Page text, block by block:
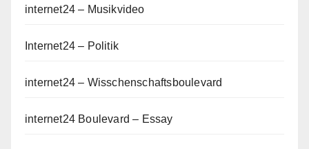
internet24 – Musikvideo
Internet24 – Politik
internet24 – Wisschenschaftsboulevard
internet24 Boulevard – Essay